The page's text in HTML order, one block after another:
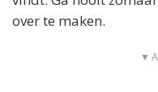
over te maken.
▼